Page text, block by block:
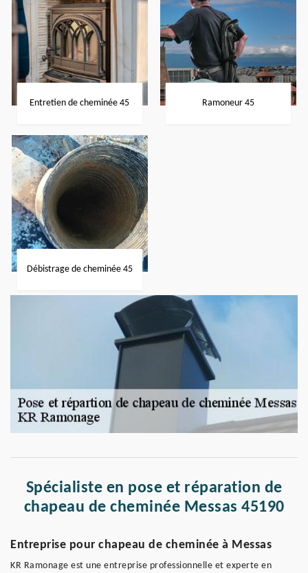
Entretien de cheminée 45 Ramoneur 45
Débistrage de cheminée 45
Spécialiste en pose et réparation de
chapeau de cheminée Messas 45190
Entreprise pour chapeau de cheminée à Messas
KR Ramonage est une entreprise professionnelle et experte en